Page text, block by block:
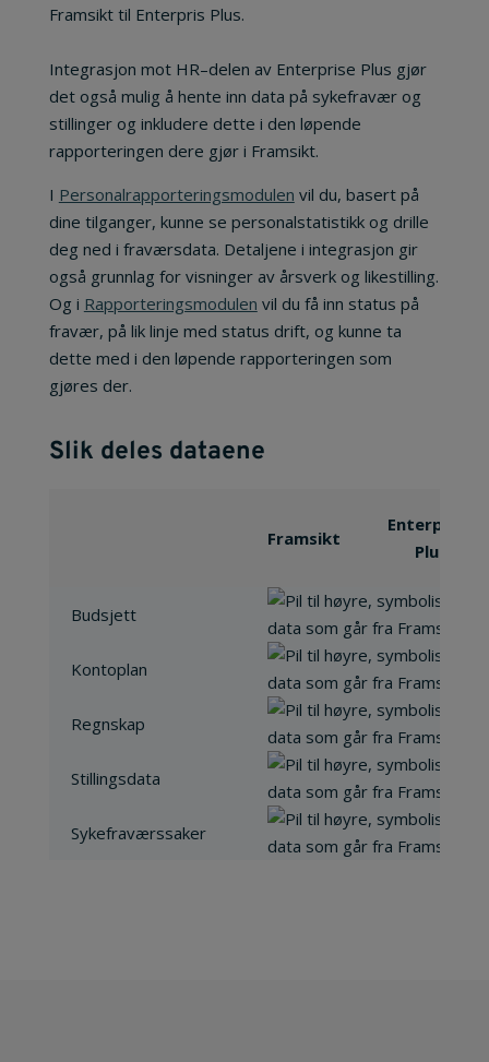
Framsikt til Enterpris Plus.
Integrasjon mot HR–delen av Enterprise Plus gjør
det også mulig å hente inn data på sykefravær og
stillinger og inkludere dette i den løpende
rapporteringen dere gjør i Framsikt.
I Personalrapporteringsmodulen vil du, basert på
dine tilganger, kunne se personalstatistikk og drille
deg ned i fraværsdata. Detaljene i integrasjon gir
også grunnlag for visninger av årsverk og likestilling.
Og i Rapporteringsmodulen vil du få inn status på
fravær, på lik linje med status drift, og kunne ta
dette med i den løpende rapporteringen som
gjøres der.
Slik deles dataene
Framsikt
Enterprise
Plus
Budsjett
Kontoplan
Regnskap
Stillingsdata
Sykefraværssaker